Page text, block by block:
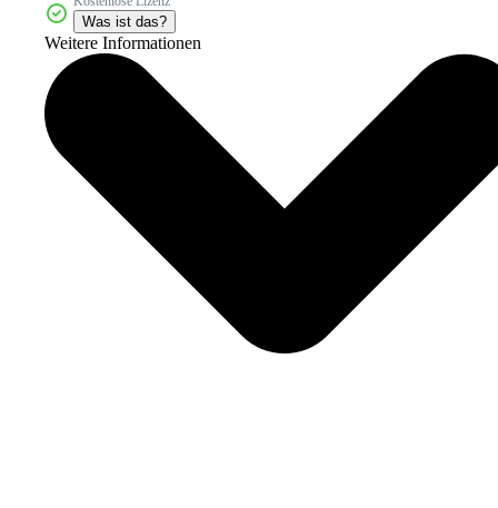
Was ist das?
Weitere Informationen